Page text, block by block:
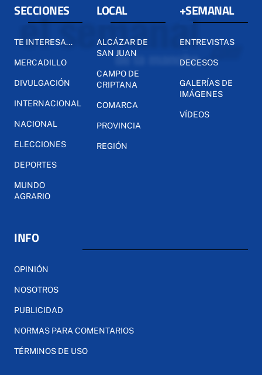
SECCIONES
TE INTERESA...
MERCADILLO
DIVULGACIÓN
INTERNACIONAL
NACIONAL
ELECCIONES
DEPORTES
MUNDO
AGRARIO
LOCAL
ALCÁZAR DE
SAN JUAN
CAMPO DE
CRIPTANA
COMARCA
PROVINCIA
REGIÓN
+SEMANAL
ENTREVISTAS
DECESOS
GALERÍAS DE
IMÁGENES
VÍDEOS
INFO
OPINIÓN
NOSOTROS
PUBLICIDAD
NORMAS PARA COMENTARIOS
TÉRMINOS DE USO